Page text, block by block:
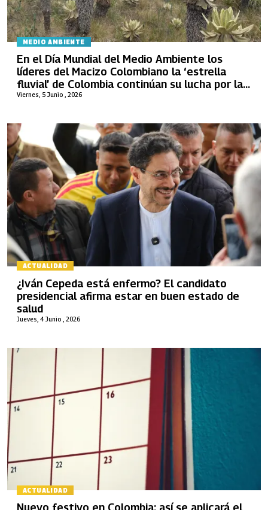
MEDIO AMBIENTE
Viernes, 5 Junio , 2026
En el Día Mundial del Medio Ambiente los
líderes del Macizo Colombiano la ‘estrella
fluvial’ de Colombia continúan su lucha por la
defensa del agua
ACTUALIDAD
Jueves, 4 Junio , 2026
¿Iván Cepeda está enfermo? El candidato
presidencial afirma estar en buen estado de
salud
ACTUALIDAD
Nuevo festivo en Colombia: así se aplicará el